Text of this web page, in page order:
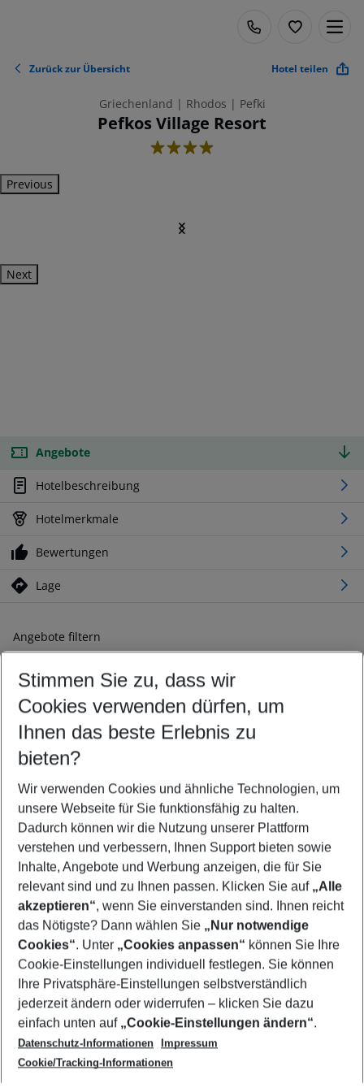
Zurück zur Übersicht Hotel teilen
Griechenland | Rhodos | Pefki
Pefkos Village Resort
4
Previous
Next
Angebote
Hotelbeschreibung
Hotelmerkmale
Bewertungen
Lage
Angebote filtern
Ändern Sie Ihre Kriterien nach Ihren Wünschen
Abflughafen wählen
Beliebiger Abflughafen
Reisezeitraum wählen
08.08.26– 06.08.27 5-8 Nächte
2 Erwachsene Keine Kinder
Mehr Filter anzeigen
Footer
Footer navigation
Über uns
AGB
Cookie-Einstellungen ändern
Cookie-Richtlinie
Datenschutz
Service & Hilfe
Barrierefreies Reisen
Check-in
Folgen Sie uns
Stimmen Sie zu, dass wir
Cookies verwenden dürfen, um
Ihnen das beste Erlebnis zu
bieten?
Wir verwenden Cookies und ähnliche Technologien, um
unsere Webseite für Sie funktionsfähig zu halten.
Dadurch können wir die Nutzung unserer Plattform
verstehen und verbessern, Ihnen Support bieten sowie
Inhalte, Angebote und Werbung anzeigen, die für Sie
relevant sind und zu Ihnen passen. Klicken Sie auf „Alle
akzeptieren“, wenn Sie einverstanden sind. Ihnen reicht
das Nötigste? Dann wählen Sie „Nur notwendige
Cookies“. Unter „Cookies anpassen“ können Sie Ihre
Cookie-Einstellungen individuell festlegen. Sie können
Ihre Privatsphäre-Einstellungen selbstverständlich
jederzeit ändern oder widerrufen – klicken Sie dazu
einfach unten auf „Cookie-Einstellungen ändern“.
Datenschutz-Informationen
Impressum
Cookie/Tracking-Informationen